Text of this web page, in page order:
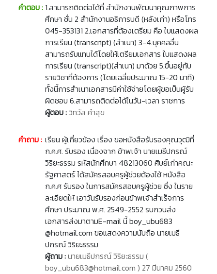
คำตอบ : 1.สามารถติดต่อได้ที่ สำนักงานพัฒนาคุณภาพการ
ศึกษา ชั่น 2 สำนักงานอธิการบดี (หลังเก่า) หรือโทร
045-353131 2.เอกสารที่ต้องเตรียม คือ ใบแสดงผล
การเรียน (transcript) (สำเนา) 3-4.บุคคลอื่น
สามารถรับแทนได้โดยให้เตรียมเอกสาร ใบแสดงผล
การเรียน (transcript)(สำเนา) มาด้วย 5.ขึ้นอยู่กับ
รายวิชาที่ต้องการ (โดยเฉลี่ยประมาณ 15-20 นาที)
ทั้งนี้การสำเนาเอกสารมีค่าใช้จ่ายโดยผู้ขอเป็นผู้รับ
ผิดชอบ 6.สามารถติดต่อได้ในวัน-เวลา ราชการ
ผู้ตอบ :วิทวัส คำสุข
คำถาม : เรียน ผู้เกี่ยวข้อง เรื่อง ขอหนังสือรับรองคุณวุฒิที่
ก.ค.ศ. รับรอง เนื่องจาก ข้าพเจ้า นายเมธีปกรณ์
วิริยะธรรม รหัสนักศึกษา 48213060 ศิษย์เก่าคณะ
รัฐศาสตร์ ได้สมัครสอบครูผู้ช่วยต้องใช้ หนังสือ
ก.ค.ศ รับรอง ในการสมัครสอบครูผู้ช่วย ซึ่ง ในราย
ละเอียดให้ เอาวันรับรองก่อนข้าพเจ้าสำเร็จการ
ศึกษา ประมาณ พ.ศ. 2549-2552 รบกวนส่ง
เอกสารส่งมาตามE-mail นี้ boy_ubu683
@hotmail.com ขอแสดงความนับถือ นายเมธี
ปกรณ์ วิริยะธรรม
ผู้ถาม :นายเมธีปกรณ์ วิริยะธรรม (
boy_ubu683@hotmail.com ) 27 มีนาคม 2560